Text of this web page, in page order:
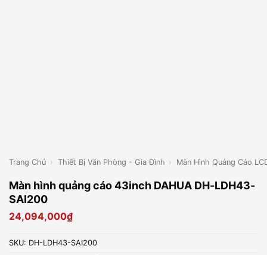
Trang Chủ › Thiết Bị Văn Phòng - Gia Đình › Màn Hình Quảng Cáo
Màn hình quảng cáo 43inch DAHUA DH-LDH43-
SAI200
24,094,000₫
SKU: DH-LDH43-SAI200